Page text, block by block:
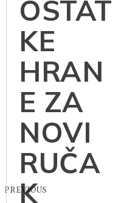
KAKO
ISKORI
STITI
OSTAT
KE
HRAN
E ZA